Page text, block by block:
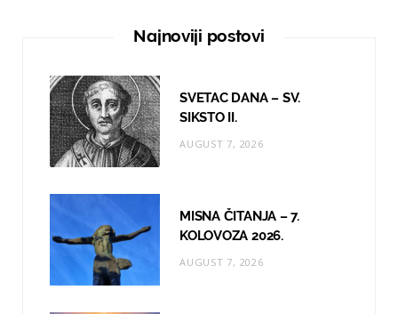
t
r
a
T
e
Najnoviji postovi
SVETAC DANA – SV.
SIKSTO II.
AUGUST 7, 2026
MISNA ČITANJA – 7.
KOLOVOZA 2026.
AUGUST 7, 2026